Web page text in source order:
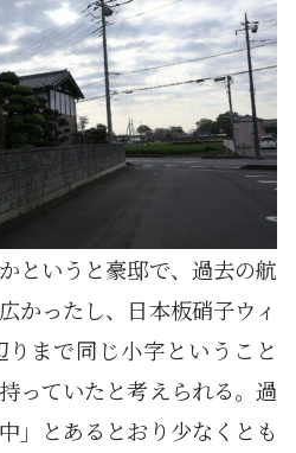
というと豪邸で、過去の航
かったし、日本板硝子ウィ
まで同じ小字ということ
っていたと考えられる。過
」とあるとおり少なくとも